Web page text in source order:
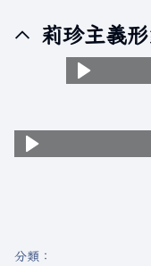
莉珍主義
分類 ：​